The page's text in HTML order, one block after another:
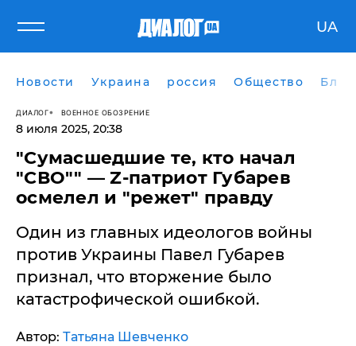
UA
Новости Украина россия Общество
ДИАЛОГ ВОЕННОЕ ОБОЗРЕНИЕ
8 июля 2025, 20:38
"Сумасшедшие те, кто начал
"СВО"" — Z-патриот Губарев
осмелел и "режет" правду
Один из главных идеологов войны
против Украины Павел Губарев
признал, что вторжение было
катастрофической ошибкой.
Автор: Татьяна Шевченко